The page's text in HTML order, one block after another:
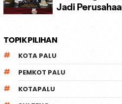
TOPIK PILIHAN
KOTA PALU
PEMKOT PALU
KOTAPALU